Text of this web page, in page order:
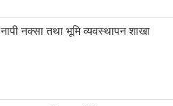
नापी नक्सा तथा भूमि व्यवस्थापन शाखा